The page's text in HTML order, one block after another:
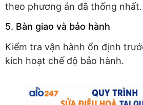
theo phương án đã thống nhất.
5. Bàn giao và bảo hành
Kiểm tra vận hành ổn định
kích hoạt chế độ bảo hành.